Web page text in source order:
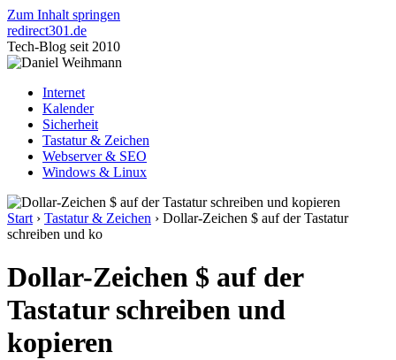
Zum Inhalt springen
redirect301 .de
Tech-Blog seit 2010
Internet
Kalender
Sicherheit
Tastatur & Zeichen
Webserver & SEO
Windows & Linux
Start › Tastatur & Zeichen › Dollar-Zeichen $ auf der Tastatur
schreiben und ko
Dollar-Zeichen $ auf der
Tastatur schreiben und
kopieren